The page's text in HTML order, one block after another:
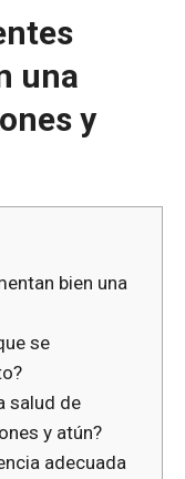
una
y
bien una
se
salud de
y atún?
adecuada